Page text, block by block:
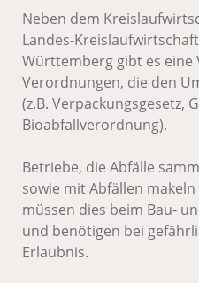
Neben dem
Landes-
Württemberg gibt es eine
Verordnungen, die den
(z.B. Verpackungsgesetz,
Bioabfallverordnung).
Betriebe, die Abfälle
sowie mit Abfällen
müssen dies beim Bau-
und benötigen bei
Erlaubnis.